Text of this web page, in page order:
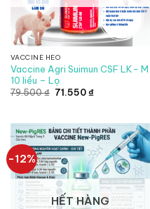
VACCINE HEO
Vaccine Agri Suimun CSF LK- M
10 liều – Lọ
79.500₫ Giá
71.550₫Giá
71.550 ₫.
-12%
HẾT HÀNG